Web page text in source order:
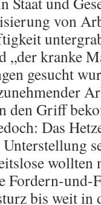
von
„der kranke
gesucht
den Griff
Das
wollten
Fordern-
bis weit